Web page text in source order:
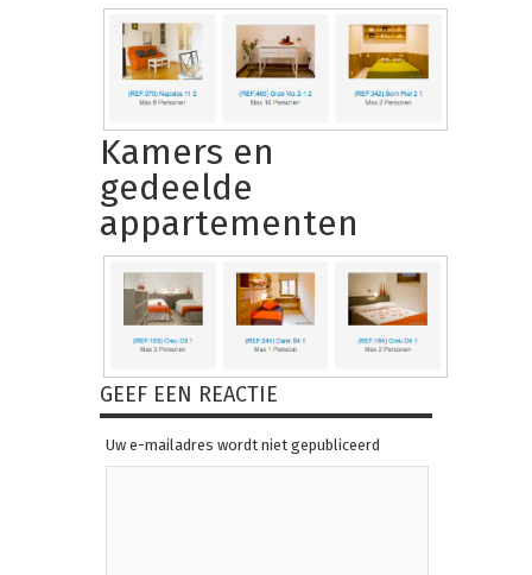
Kamers en
gedeelde
appartementen
GEEF EEN REACTIE
Uw e-mailadres wordt niet gepubliceerd